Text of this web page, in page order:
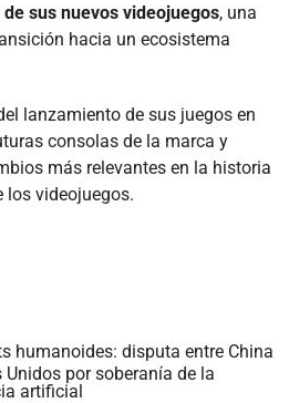
sus nuevos videojuegos, una
hacia un ecosistema
lanzamiento de sus juegos en
consolas de la marca y
más relevantes en la historia
los videojuegos.
humanoides: disputa entre China
Unidos por soberanía de la
artificial